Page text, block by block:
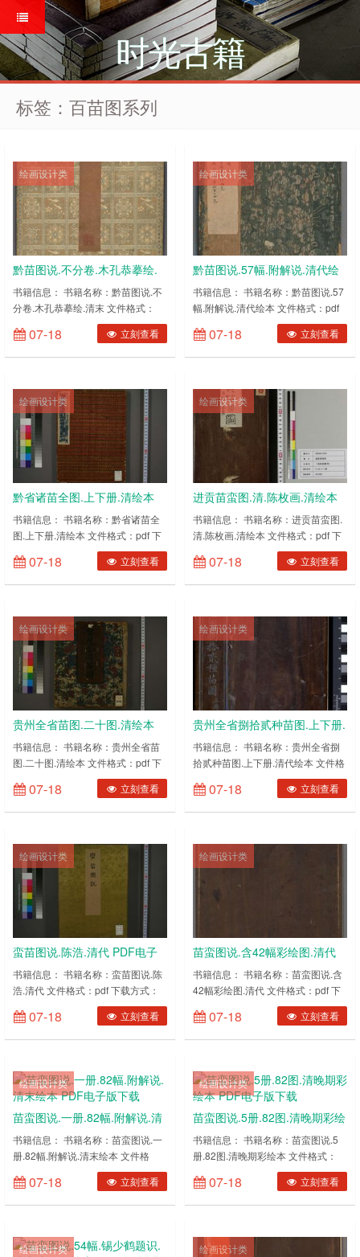
时光古籍
标签：百苗图系列
绘画设计类
黔苗图说.不分卷.木孔恭摹绘.
清末 PDF电子版下载
书籍信息： 书籍名称：黔苗图说.不
分卷.木孔恭摹绘.清末 文件格式：
pdf 下载方式：百度网盘内容截图：
(图片有压缩，网盘下载后更清晰)
……
07-18 立刻查看
绘画设计类
黔苗图说.57幅.附解说.清代绘
本 PDF电子版下载
书籍信息： 书籍名称：黔苗图说.57
幅.附解说.清代绘本 文件格式：pdf
下载方式：百度网盘内容截图：(图
片有压缩，网盘下载后更清晰) ……
07-18 立刻查看
绘画设计类
黔省诸苗全图.上下册.清绘本
PDF电子版下载
书籍信息： 书籍名称：黔省诸苗全
图.上下册.清绘本 文件格式：pdf 下
载方式：百度网盘内容截图：(图片
有压缩，网盘下载后更清晰) ……
07-18 立刻查看
绘画设计类
进贡苗蛮图.清.陈枚画.清绘本
PDF电子版下载
书籍信息： 书籍名称：进贡苗蛮图.
清.陈枚画.清绘本 文件格式：pdf 下
载方式：百度网盘内容截图：(图片
有压缩，网盘下载后更清晰) ……
07-18 立刻查看
绘画设计类
贵州全省苗图.二十图.清绘本
PDF电子版下载
书籍信息： 书籍名称：贵州全省苗
图.二十图.清绘本 文件格式：pdf 下
载方式：百度网盘内容截图：(图片
有压缩，网盘下载后更清晰) ……
07-18 立刻查看
绘画设计类
贵州全省捌拾贰种苗图.上下册.
清代绘本 PDF电子版下载
书籍信息： 书籍名称：贵州全省捌
拾贰种苗图.上下册.清代绘本 文件格
式：pdf 下载方式：百度网盘内容截
图：(图片有压缩，网盘下载后更清
晰) ……
07-18 立刻查看
绘画设计类
蛮苗图说.陈浩.清代 PDF电子
版下载
书籍信息： 书籍名称：蛮苗图说.陈
浩.清代 文件格式：pdf 下载方式：
百度网盘内容截图：(图片有压缩，
网盘下载后更清晰) ……
07-18 立刻查看
绘画设计类
苗蛮图说.含42幅彩绘图.清代
PDF电子版下载
书籍信息： 书籍名称：苗蛮图说.含
42幅彩绘图.清代 文件格式：pdf 下
载方式：百度网盘内容截图：(图片
有压缩，网盘下载后更清晰) ……
07-18 立刻查看
绘画设计类
苗蛮图说.一册.82幅.附解说.清
末绘本 PDF电子版下载
书籍信息： 书籍名称：苗蛮图说.一
册.82幅.附解说.清末绘本 文件格
式：pdf 下载方式：百度网盘内容截
图：(图片有压缩，网盘下载后更清
晰) ……
07-18 立刻查看
绘画设计类
苗蛮图说.5册.82图.清晚期彩绘
本 PDF电子版下载
书籍信息： 书籍名称：苗蛮图说.5
册.82图.清晚期彩绘本 文件格式：
pdf 下载方式：百度网盘内容截图：
(图片有压缩，网盘下载后更清晰)
……
07-18 立刻查看
绘画设计类 绘画设计类